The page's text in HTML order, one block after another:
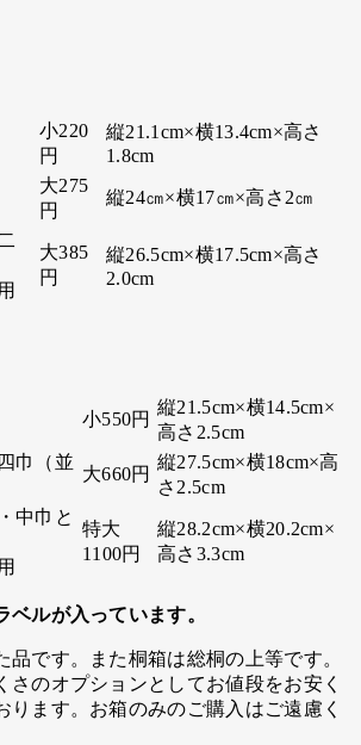
小220
円
縦21.1cm×横13.4cm×高さ
1.8cm
大275
円
縦24㎝×横17㎝×高さ2㎝
大385
円
縦26.5cm×横17.5cm×高さ
2.0cm
小550円
縦21.5cm×横14.5cm×
高さ2.5cm
巾（並
大660円
縦27.5cm×横18cm×高
さ2.5cm
中巾と
特大
1100円
縦28.2cm×横20.2cm×
高さ3.3cm
ルが入っています。
品です。また桐箱は総桐の上等です。
さのオプションとしてお値段をお安く
ります。お箱のみのご購入はご遠慮く